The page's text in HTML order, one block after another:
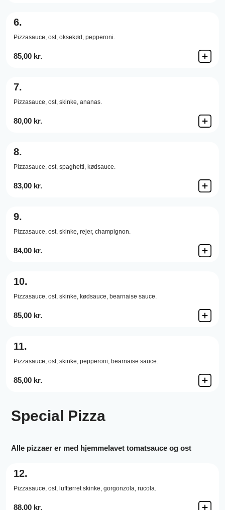
6.
Pizzasauce, ost, oksekød, pepperoni.
85,00 kr.
7.
Pizzasauce, ost, skinke, ananas.
80,00 kr.
8.
Pizzasauce, ost, spaghetti, kødsauce.
83,00 kr.
9.
Pizzasauce, ost, skinke, rejer, champignon.
84,00 kr.
10.
Pizzasauce, ost, skinke, kødsauce, bearnaise sauce.
85,00 kr.
11.
Pizzasauce, ost, skinke, pepperoni, bearnaise sauce.
85,00 kr.
Special Pizza
Alle pizzaer er med hjemmelavet tomatsauce og ost
12.
Pizzasauce, ost, lufttørret skinke, gorgonzola, rucola.
88,00 kr.